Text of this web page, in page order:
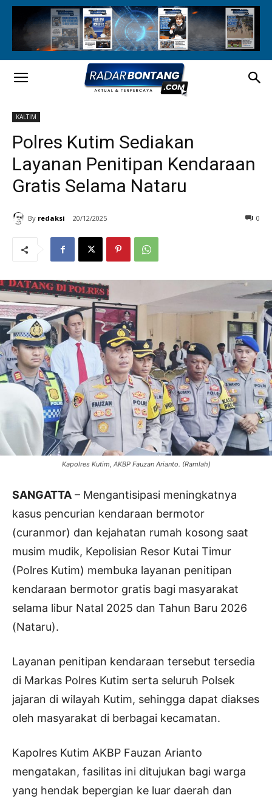
KALTIM
Polres Kutim Sediakan
Layanan Penitipan Kendaraan
Gratis Selama Nataru
By redaksi 20/12/2025 0
Kapolres Kutim, AKBP Fauzan Arianto. (Ramlah)
SANGATTA – Mengantisipasi meningkatnya
kasus pencurian kendaraan bermotor
(curanmor) dan kejahatan rumah kosong saat
musim mudik, Kepolisian Resor Kutai Timur
(Polres Kutim) membuka layanan penitipan
kendaraan bermotor gratis bagi masyarakat
selama libur Natal 2025 dan Tahun Baru 2026
(Nataru).
Layanan penitipan kendaraan tersebut tersedia
di Markas Polres Kutim serta seluruh Polsek
jajaran di wilayah Kutim, sehingga dapat diakses
oleh masyarakat di berbagai kecamatan.
Kapolres Kutim AKBP Fauzan Arianto
mengatakan, fasilitas ini ditujukan bagi warga
yang hendak bepergian ke luar daerah dan